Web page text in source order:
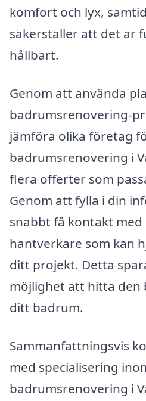
komfort och lyx,
säkerställer att det är
hållbart.
Genom att använda
badrumsrenovering-
jämföra olika företag
badrumsrenovering i
flera offerter som
Genom att fylla i din
snabbt få kontakt
hantverkare som kan
ditt projekt. Detta
möjlighet att hitta den
ditt badrum.
Sammanfattningsvis
med specialisering
badrumsrenovering i